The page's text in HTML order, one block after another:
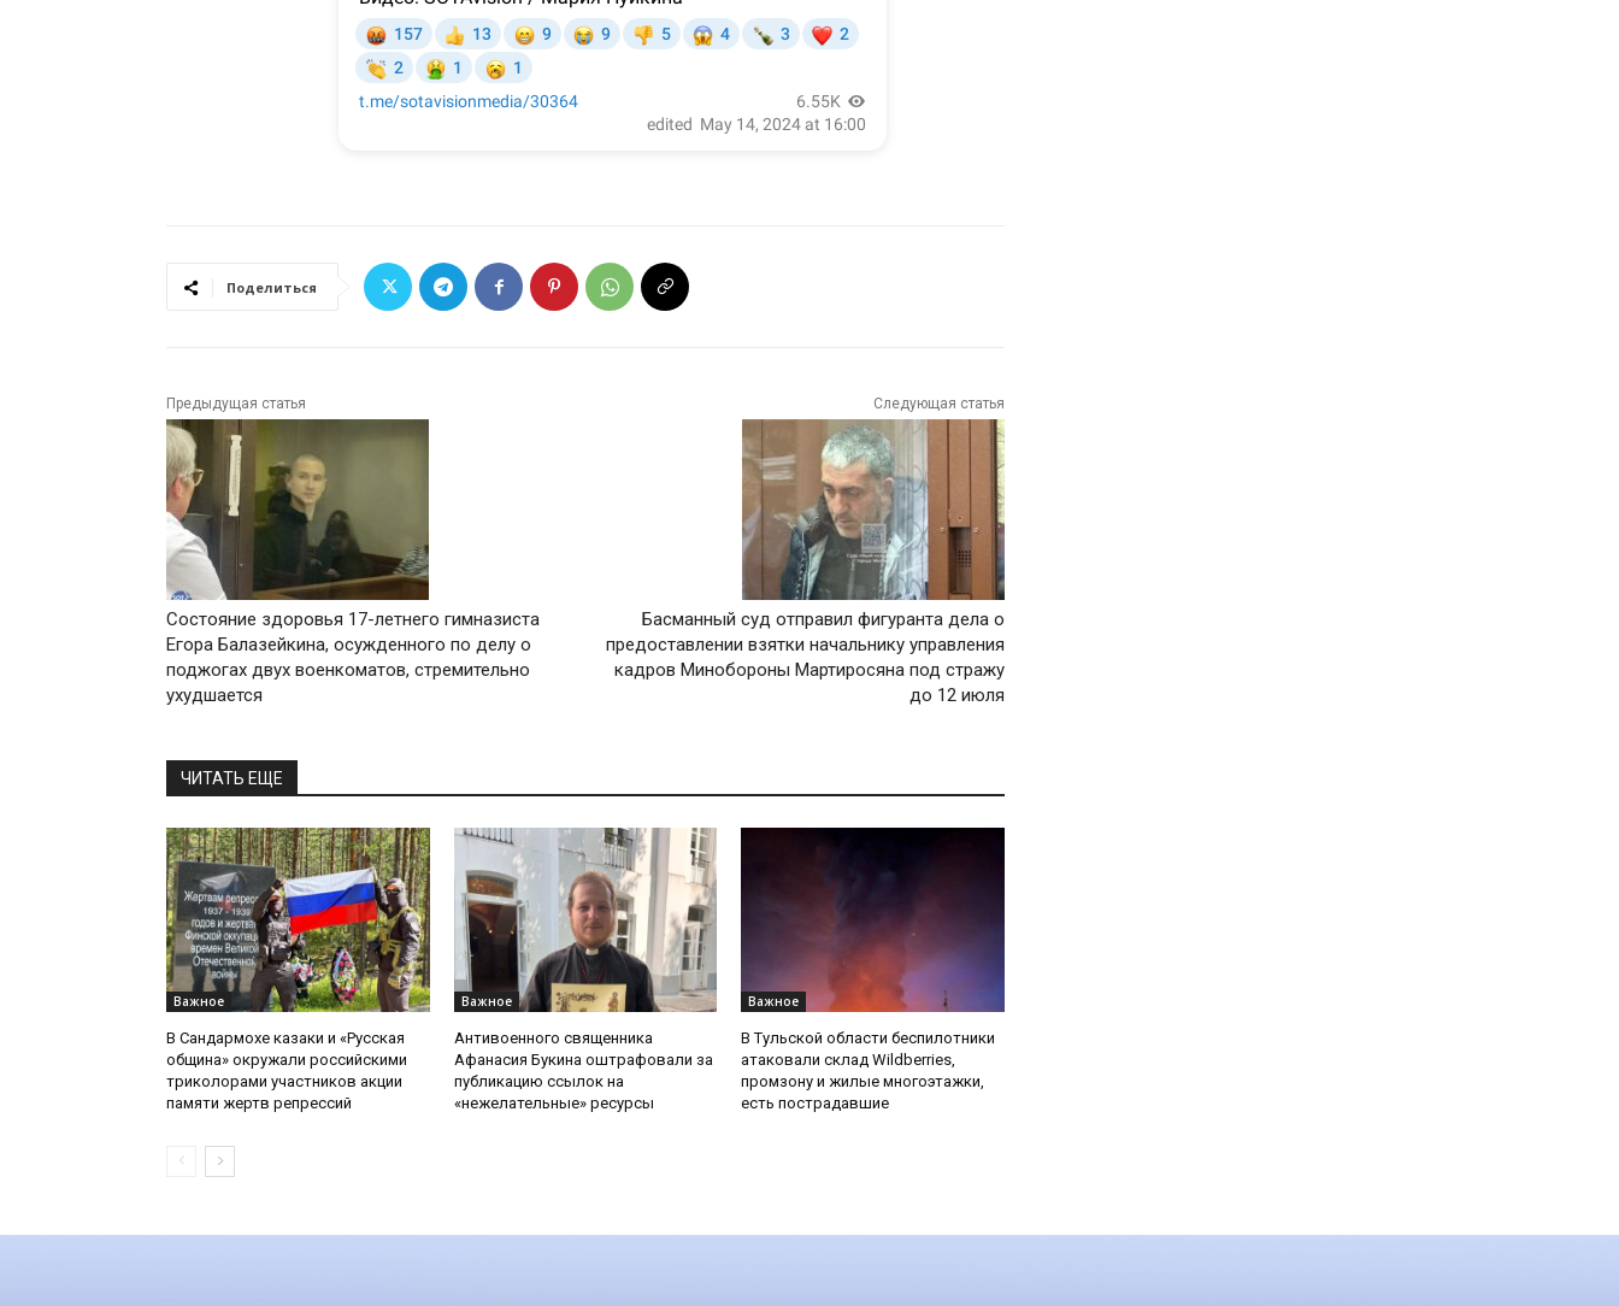
Поделиться
Предыдущая статья
Состояние здоровья 17-летнего гимназиста
Егора Балазейкина, осужденного по делу о
поджогах двух военкоматов, стремительно
ухудшается
Следующая статья
Басманный суд отправил фигуранта дела о
предоставлении взятки начальнику управления
кадров Минобороны Мартиросяна под стражу
до 12 июля
ЧИТАТЬ ЕЩЕ
Важное
В Сандармохе казаки и «Русская
община» окружали российскими
триколорами участников акции
памяти жертв репрессий
Важное
Антивоенного священника
Афанасия Букина оштрафовали за
публикацию ссылок на
«нежелательные» ресурсы
Важное
В Тульской области беспилотники
атаковали склад Wildberries,
промзону и жилые многоэтажки,
есть пострадавшие